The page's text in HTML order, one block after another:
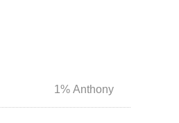
1% Anthony